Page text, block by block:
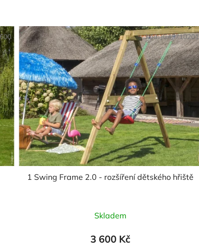
1 Swing Frame 2.0 - rozšíření dětského hřiště
hodnocení
produktu
Skladem
3 600 Kč
Kód:JG45710201